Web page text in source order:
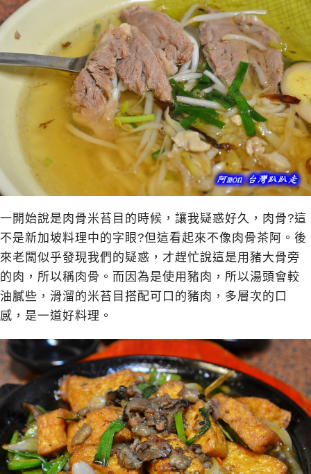
一開始說是肉骨米苔目的時候，讓我疑惑好久，肉骨?這
不是新加坡料理中的字眼?但這看起來不像肉骨茶阿。後
來老闆似乎發現我們的疑惑，才趕忙說這是用豬大骨旁
的肉，所以稱肉骨。而因為是使用豬肉，所以湯頭會較
油膩些，滑溜的米苔目搭配可口的豬肉，多層次的口
感，是一道好料理。